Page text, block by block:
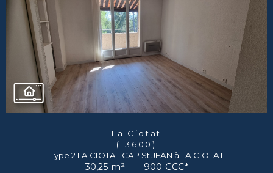
La Ciotat
(13600)
Type 2 LA CIOTAT CAP St JEAN à LA CIOTAT
30,25 m² - 900 €CC*